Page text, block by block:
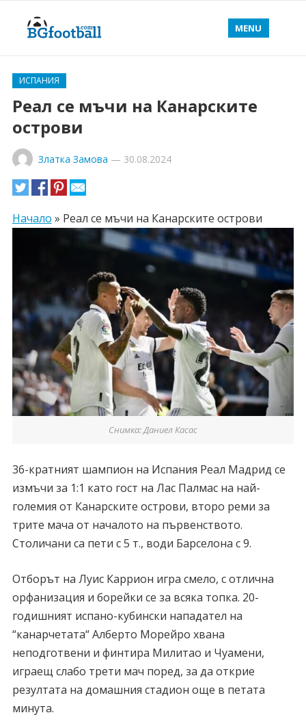
MENU
ИСПАНИЯ
Реал се мъчи на Канарските
острови
Златка Замова — 30.08.2024
Начало » Реал се мъчи на Канарските острови
Снимка: Даниел Касас
36-кратният шампион на Испания Реал Мадрид се
измъчи за 1:1 като гост на Лас Палмас на най-
големия от Канарските острови, второ реми за
трите мача от началото на първенството.
Столичани са пети с 5 т., води Барселона с 9.
Отборът на Луис Каррион игра смело, с отлична
орфанизация и борейки се за всяка топка. 20-
годишният испано-кубински нападател на
“канарчетата“ Алберто Морейро хвана
неподготвени и финтира Милитао и Чуамени,
играещ слабо трети мач поред, за да открие
резултата на домашния стадион още в петата
минута.